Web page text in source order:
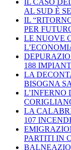
IL CASO
AL SUD È
IL
PER
LE NUOVE
188
LA
BISOGNA
L’INFERNO
LA
107
PARTITI IN